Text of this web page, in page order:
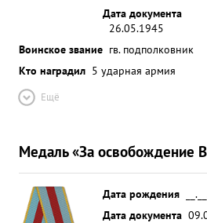
Дата документа
26.05.1945
Воинское звание гв. подполковник
Кто наградил 5 ударная армия
Ещё
Медаль «За освобождение
Дата рождения
Дата документа